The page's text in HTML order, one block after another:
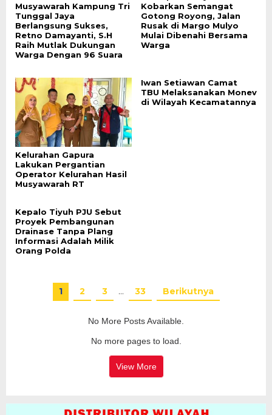
Musyawarah Kampung Tri
Tunggal Jaya
Berlangsung Sukses,
Retno Damayanti, S.H
Raih Mutlak Dukungan
Warga Dengan 96 Suara
Kobarkan Semangat
Gotong Royong, Jalan
Rusak di Margo Mulyo
Mulai Dibenahi Bersama
Warga
Kelurahan Gapura
Lakukan Pergantian
Operator Kelurahan Hasil
Musyawarah RT
Iwan Setiawan Camat
TBU Melaksanakan Monev
di Wilayah Kecamatannya
Kepalo Tiyuh PJU Sebut
Proyek Pembangunan
Drainase Tanpa Plang
Informasi Adalah Milik
Orang Polda
1 2 3 … 33 Berikutnya
No More Posts Available.
No more pages to load.
View More